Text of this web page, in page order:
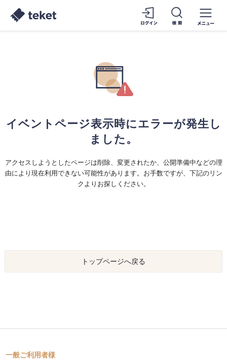
イベントページ表示時にエラーが発生し
ました。
アクセスしようとしたページは削除、変更されたか、公開準備中などの理
由により現在利用できない可能性があります。お手数ですが、下記のリン
クよりお探しください。
トップページへ戻る
一般ご利用者様